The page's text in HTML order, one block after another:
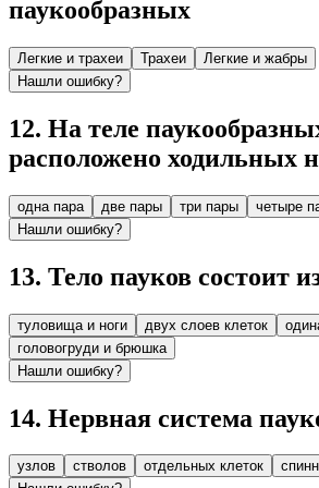
паукообразных
Легкие и трахеи Трахеи
Легкие и жабры
Нашли ошибку?
12. На теле
расположено ходиль­ных
одна пара две пары три пары
четыре
Нашли ошибку?
13. Тело пауков состоит
туловища и ноги двух слоев клеток
головогруди и брюшка
Нашли ошибку?
14. Нервная система
узлов стволов отдельных клеток